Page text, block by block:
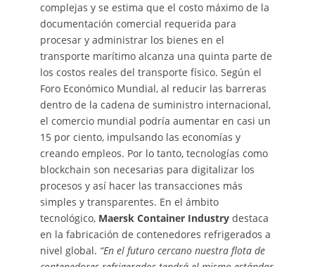
complejas y se estima que el costo máximo de la
documentación comercial requerida para
procesar y administrar los bienes en el
transporte marítimo alcanza una quinta parte de
los costos reales del transporte físico. Según el
Foro Económico Mundial, al reducir las barreras
dentro de la cadena de suministro internacional,
el comercio mundial podría aumentar en casi un
15 por ciento, impulsando las economías y
creando empleos. Por lo tanto, tecnologías como
blockchain son necesarias para digitalizar los
procesos y así hacer las transacciones más
simples y transparentes. En el ámbito
tecnológico, Maersk Container Industrydestaca
en la fabricación de contenedores refrigerados a
nivel global. “En el futuro cercano nuestra flota de